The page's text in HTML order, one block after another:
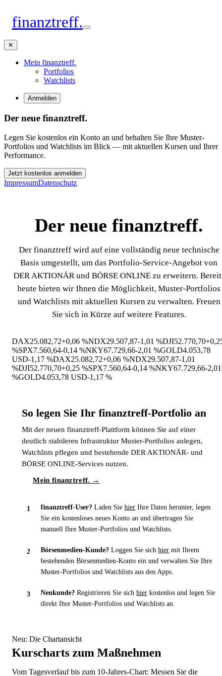
finanztreff.
✕
Mein finanztreff.
Portfolios
Watchlists
Anmelden
Der neue finanztreff.
Legen Sie kostenlos ein Konto an und behalten Sie Ihre Muster-
Portfolios und Watchlists im Blick — mit aktuellen Kursen und Ihrer
Performance.
Jetzt kostenlos anmelden
ImpressumDatenschutz
Der neue finanztreff.
Der finanztreff wird auf eine vollständig neue technische
Basis umgestellt, um das Portfolio-Service-Angebot von
DER AKTIONÄR und BÖRSE ONLINE zu erweitern.
heute bieten wir Ihnen die Möglichkeit, Muster-Portfolios
und Watchlists mit aktuellen Kursen zu verwalten. Freuen
Sie sich in Kürze auf weitere Features.
DAX25.082,72+0,06 %NDX29.507,87-1,01 %DJI52.770,70
%SPX7.560,64-0,14 %NKY67.729,66-2,01 %GOLD4.053,78
USD-1,17 %DAX25.082,72+0,06 %NDX29.507,87-1,01
%DJI52.770,70+0,25 %SPX7.560,64-0,14 %NKY67.729,66-2,01
%GOLD4.053,78 USD-1,17 %
So legen Sie Ihr finanztreff-Portfolio an
Mit der neuen finanztreff-Plattform können Sie auf einer
deutlich stabileren Infrastruktur Muster-Portfolios anlegen,
Watchlists pflegen und bestehende DER AKTIONÄR- und
BÖRSE ONLINE-Services nutzen.
Mein finanztreff. →
finanztreff-User? Laden Sie hier Ihre Daten herunter, legen
Sie ein kostenloses neues Konto an und übertragen Sie
manuell Ihre Muster-Portfolios und Watchlists.
Börsenmedien-Kunde? Loggen Sie sich hier mit Ihrem
bestehenden Börsenmedien-Konto ein und verwalten Sie Ihre
Muster-Portfolios und Watchlists aus den Apps.
Neukunde? Registrieren Sie sich hier kostenlos und legen Sie
direkt Ihre Muster-Portfolios und Watchlists an.
Neu: Die Chartansicht
Kurscharts zum Maßnehmen
Vom Tagesverlauf bis zum 10-Jahres-Chart: Messen Sie die